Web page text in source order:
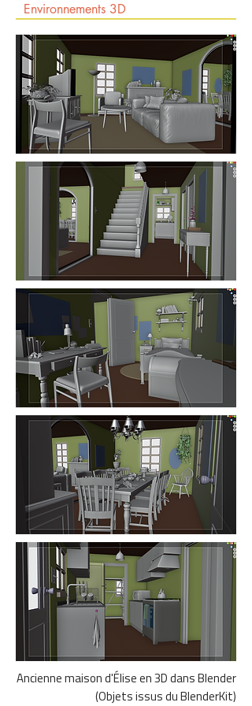
Environnements 3D
Ancienne maison d'Élise en 3D dans Blender
(Objets issus du BlenderKit)